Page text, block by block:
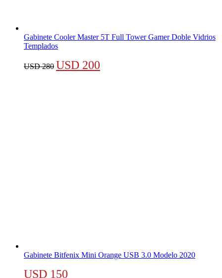
Gabinete Cooler Master 5T Full Tower Gamer Doble Vidrios
Templados
USD280 El
USD 200
Gabinete Bitfenix Mini Orange USB 3.0 Modelo 2020
USD 150